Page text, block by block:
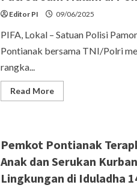
Terjaring
Gabungan
Pol
Editor PI 09/06/2025
PIFA, Lokal – Satuan Polisi
Pontianak bersama TNI/Polri
rangka...
Read MoreRead
more
Bawah
Umur
Terjaring
Razia
Patroli
Jam
Pemkot Pontianak
Anak dan Serukan
Lingkungan di Iduladha